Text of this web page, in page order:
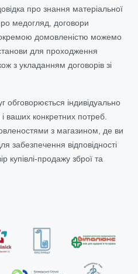
про знання матеріальної
медогляд, договори
домовленістю можемо
для проходження
з укладанням договорів зі
обговорюється індивідуально
ваших конкретних потреб.
з магазином, де ви
забезпечення відповідності
купівлі-продажу зброї та